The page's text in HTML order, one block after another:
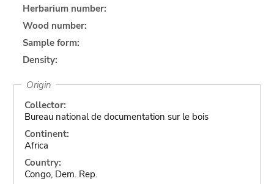
Herbarium number:
Wood number:
Sample form:
Density:
Origin
Collector:
Bureau national de documentation sur le bois
Continent:
Africa
Country:
Congo, Dem. Rep.